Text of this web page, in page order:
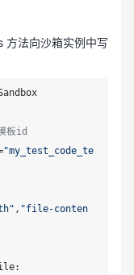
法向沙箱实例中写
板id
"my_test_code_te
, "file-conten